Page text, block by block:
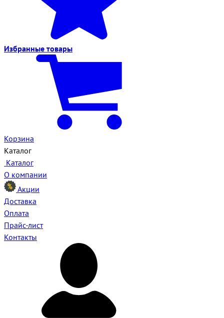
Избранные товары
Корзина
Каталог
Каталог
О компании
Акции
Доставка
Оплата
Прайс-лист
Контакты